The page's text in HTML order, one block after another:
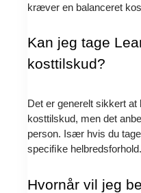
kræver en balanceret
Kan jeg tage
kosttilskud?
Det er generelt sikkert
kosttilskud, men det
person. Især hvis du
speciﬁke helbredsforhold.
Hvornår vil jeg